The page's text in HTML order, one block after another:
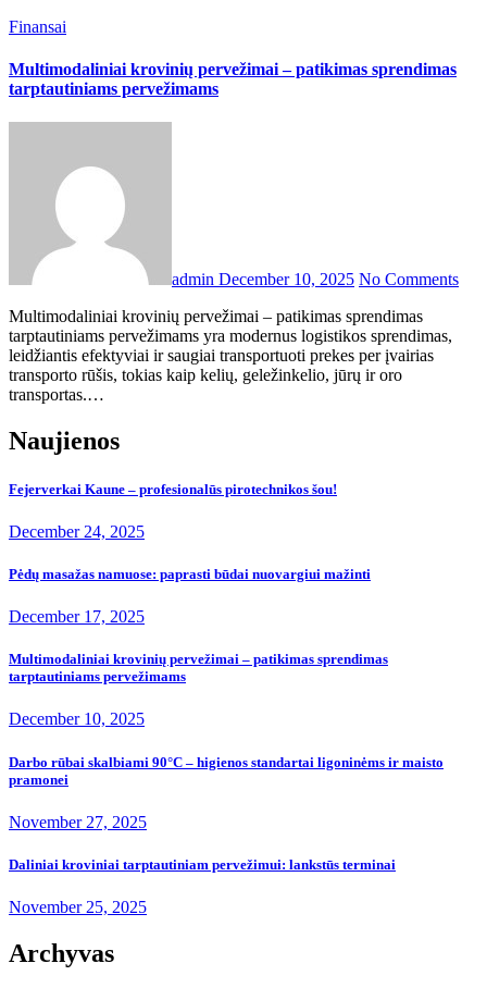
Finansai
Multimodaliniai krovinių pervežimai – patikimas sprendimas
tarptautiniams pervežimams
admin December 10, 2025 No Comments
Multimodaliniai krovinių pervežimai – patikimas sprendimas
tarptautiniams pervežimams yra modernus logistikos sprendimas,
leidžiantis efektyviai ir saugiai transportuoti prekes per įvairias
transporto rūšis, tokias kaip kelių, geležinkelio, jūrų ir oro
transportas.…
Naujienos
Fejerverkai Kaune – profesionalūs pirotechnikos šou!
December 24, 2025
Pėdų masažas namuose: paprasti būdai nuovargiui mažinti
December 17, 2025
Multimodaliniai krovinių pervežimai – patikimas sprendimas
tarptautiniams pervežimams
December 10, 2025
Darbo rūbai skalbiami 90°C – higienos standartai ligoninėms ir maisto
pramonei
November 27, 2025
Daliniai kroviniai tarptautiniam pervežimui: lankstūs terminai
November 25, 2025
Archyvas